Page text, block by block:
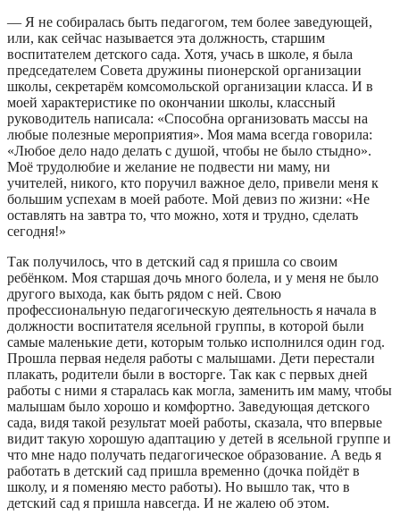
— Я не собиралась быть педагогом, тем более заведующей,
или, как сейчас называется эта должность, старшим
воспитателем детского сада. Хотя, учась в школе, я была
председателем Совета дружины пионерской организации
школы, секретарём комсомольской организации класса. И в
моей характеристике по окончании школы, классный
руководитель написала: «Способна организовать массы на
любые полезные мероприятия». Моя мама всегда говорила:
«Любое дело надо делать с душой, чтобы не было стыдно».
Моё трудолюбие и желание не подвести ни маму, ни
учителей, никого, кто поручил важное дело, привели меня к
большим успехам в моей работе. Мой девиз по жизни: «Не
оставлять на завтра то, что можно, хотя и трудно, сделать
сегодня!»
Так получилось, что в детский сад я пришла со своим
ребёнком. Моя старшая дочь много болела, и у меня не было
другого выхода, как быть рядом с ней. Свою
профессиональную педагогическую деятельность я начала в
должности воспитателя ясельной группы, в которой были
самые маленькие дети, которым только исполнился один год.
Прошла первая неделя работы с малышами. Дети перестали
плакать, родители были в восторге. Так как с первых дней
работы с ними я старалась как могла, заменить им маму, чтобы
малышам было хорошо и комфортно. Заведующая детского
сада, видя такой результат моей работы, сказала, что впервые
видит такую хорошую адаптацию у детей в ясельной группе и
что мне надо получать педагогическое образование. А ведь я
работать в детский сад пришла временно (дочка пойдёт в
школу, и я поменяю место работы). Но вышло так, что в
детский сад я пришла навсегда. И не жалею об этом.